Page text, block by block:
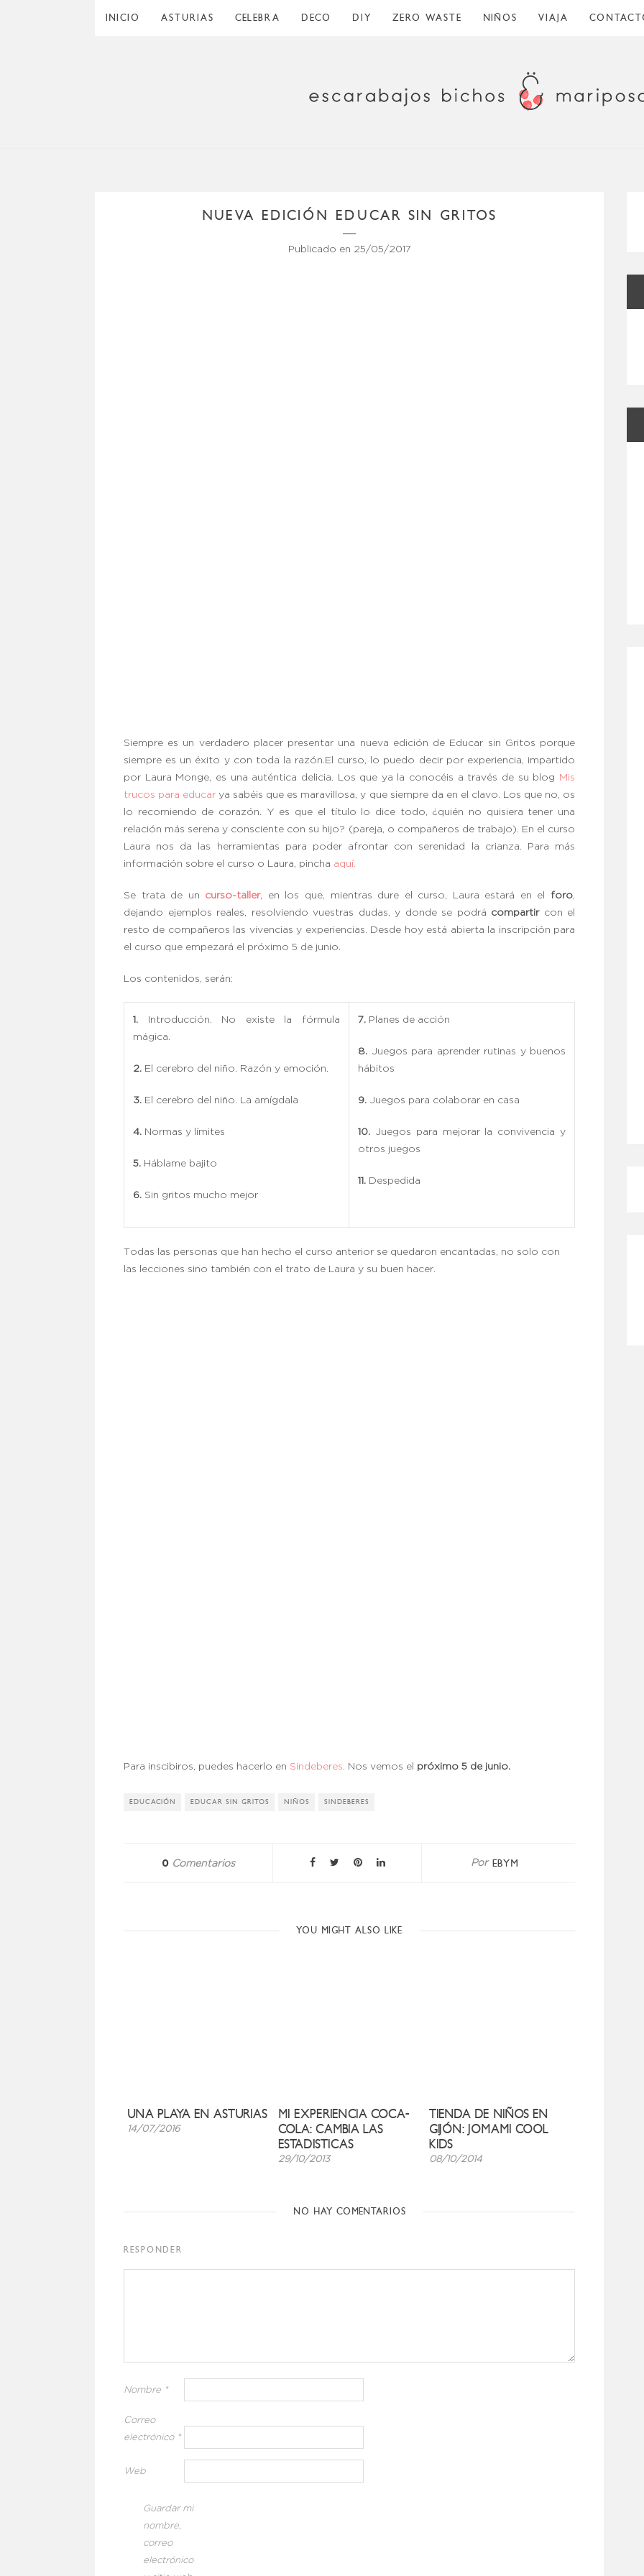
INICIO ASTURIAS CELEBRA DECO DIY ZERO WASTE NIÑOS VIAJA
NUEVA EDICIÓN EDUCAR SIN GRITOS
Publicado en 25/05/2017
Siempre es un verdadero placer presentar una nueva edición de Educar sin Gritos porque
siempre es un éxito y con toda la razón.El curso, lo puedo decir por experiencia, impartido
por Laura Monge, es una auténtica delicia. Los que ya la conocéis a través de su blog
Mis
trucos para educar ya sabéis que es maravillosa, y que siempre da en el clavo. Los que no, os
lo recomiendo de corazón. Y es que el título lo dice todo, ¿quién no quisiera tener una
relación más serena y consciente con su hijo? (pareja, o compañeros de trabajo). En el curso
Laura nos da las herramientas para poder afrontar con serenidad la crianza. Para más
información sobre el curso o Laura, pincha aquí.
Se trata de un curso-taller, en los que, mientras dure el curso, Laura estará en el foro
dejando ejemplos reales, resolviendo vuestras dudas, y donde se podrá compartircon el
resto de compañeros las vivencias y experiencias. Desde hoy está abierta la inscripción para
el curso que empezará el próximo 5 de junio.
Los contenidos, serán:
1.
Introducción. No existe la fórmula
mágica.
2. El cerebro del niño. Razón y emoción.
3. El cerebro del niño. La amígdala
4. Normas y límites
5. Háblame bajito
6. Sin gritos mucho mejor
7. Planes de acción
8. Juegos para aprender rutinas y buenos
hábitos
9. Juegos para colaborar en casa
10. Juegos para mejorar la convivencia y
otros juegos
11. Despedida
Todas las personas que han hecho el curso anterior se quedaron encantadas, no solo con
las lecciones sino también con el trato de Laura y su buen hacer.
Para inscibiros, puedes hacerlo en Sindeberes . Nos vemos el próximo 5 de junio.
EDUCACIÓN EDUCAR SIN GRITOS NIÑOS SINDEBERES
0Comentarios Por EBYM
YOU MIGHT ALSO LIKE
UNA PLAYA EN ASTURIAS
14/07/2016
MI EXPERIENCIA COCA-
COLA: CAMBIA LAS
ESTADISTICAS
29/10/2013
TIENDA DE NIÑOS EN
GIJÓN: JOMAMI COOL
KIDS
08/10/2014
NO HAY COMENTARIOS
RESPONDER
Nombre *
Correo
electrónico *
Web
Guardar mi
nombre,
correo
electrónico